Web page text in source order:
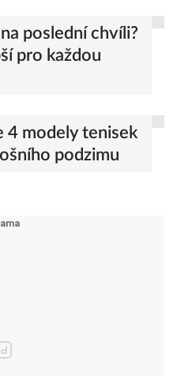
poslední chvíli?
pro každou
4 modely tenisek
podzimu